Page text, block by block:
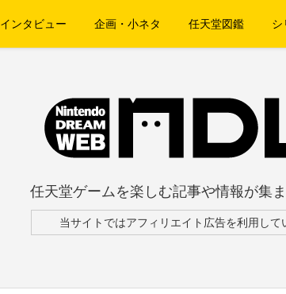
インタビュー 企画・小ネタ 任天堂図鑑 シ
任天堂ゲームを楽しむ記事や情報が集
当サイトではアフィリエイト広告を利用して